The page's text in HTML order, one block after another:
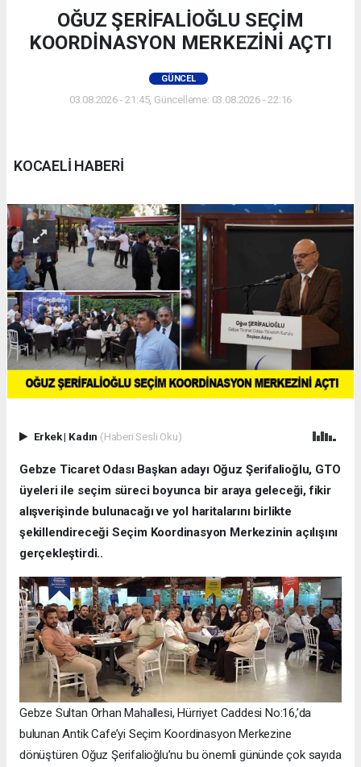
OĞUZ ŞERİFALİOĞLU SEÇİM
KOORDİNASYON MERKEZİNİ AÇTI
GÜNCEL
03.08.2026 - 21:45, Güncelleme: 03.08.2026 - 22:16
KOCAELİ HABERİ
Erkek| Kadın (Haberi Sesli Oku)
Gebze Ticaret Odası Başkan adayı Oğuz Şerifalioğlu, GTO
üyeleri ile seçim süreci boyunca bir araya geleceği, fikir
alışverişinde bulunacağı ve yol haritalarını birlikte
şekillendireceği Seçim Koordinasyon Merkezinin açılışını
gerçekleştirdi..
Gebze Sultan Orhan Mahallesi, Hürriyet Caddesi No:16,’da
bulunan Antik Cafe’yi Seçim Koordinasyon Merkezine
dönüştüren Oğuz Şerifalioğlu’nu bu önemli gününde çok sayıda